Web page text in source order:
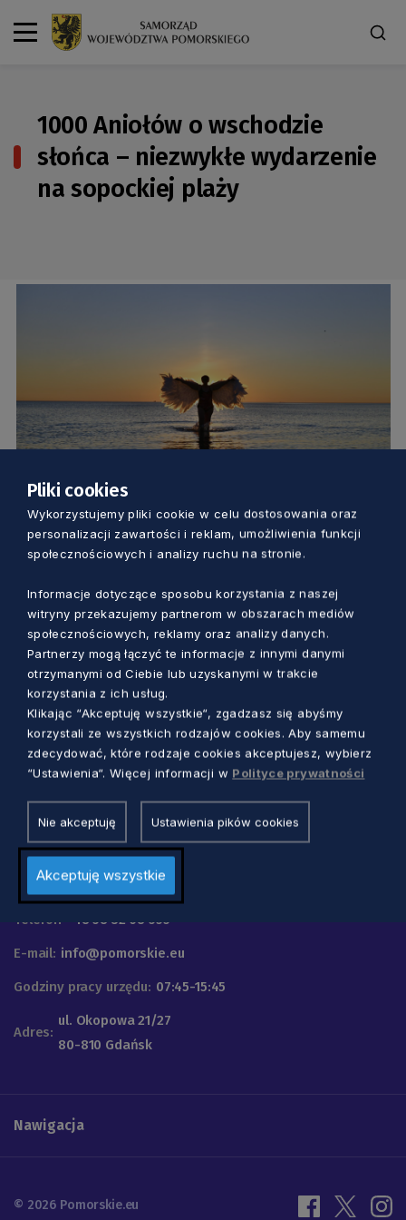
1000 Aniołów o wschodzie
słońca – niezwykłe wydarzenie
na sopockiej plaży
GOSPODARKA
1000 Aniołów o wschodzie słońca –
Anna Skrzynecka 1 rok temu
Urząd Marszałkowski
Województwa Pomorskiego
Telefon +48 58 32 68 555
E-mail: info@pomorskie.eu
Godziny pracy urzędu: 07:45-15:45
Adres:
ul. Okopowa 21/27
80-810 Gdańsk
Nawigacja
© 2026 Pomorskie.eu
Pliki cookies
Wykorzystujemy pliki cookie w celu dostosowania oraz
personalizacji zawartości i reklam, umożliwienia funkcji
społecznościowych i analizy ruchu na stronie.
Informacje dotyczące sposobu korzystania z naszej
witryny przekazujemy partnerom w obszarach mediów
społecznościowych, reklamy oraz analizy danych.
Partnerzy mogą łączyć te informacje z innymi danymi
otrzymanymi od Ciebie lub uzyskanymi w trakcie
korzystania z ich usług.
Klikając “Akceptuję wszystkie“, zgadzasz się abyśmy
korzystali ze wszystkich rodzajów cookies. Aby samemu
zdecydować, które rodzaje cookies akceptujesz, wybierz
“Ustawienia“. Więcej informacji w Polityce prywatności
Nie akceptuję Ustawienia pików cookies
Akceptuję wszystkie